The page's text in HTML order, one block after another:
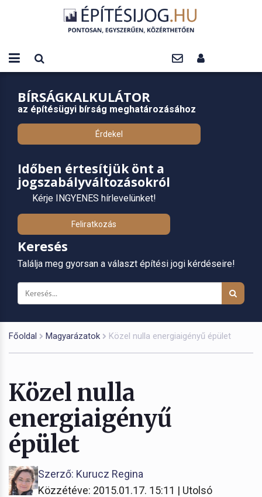
BÍRSÁGKALKULÁTOR
az építésügyi bírság meghatározásához
Érdekel
Időben értesítjük önt a
jogszabályváltozásokról
Kérje INGYENES hírlevelünket!
Feliratkozás
Keresés
Találja meg gyorsan a választ építési jogi kérdéseire!
Főoldal Magyarázatok Közel nulla energiaigényű épület
Közel nulla
energiaigényű
épület
Szerző: Kurucz Regina
Közzétéve: 2015.01.17. 15:11 | Utolsó